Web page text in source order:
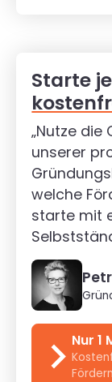
Starte
„Nutze
unserer
welche
starte mit
Nur